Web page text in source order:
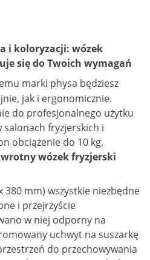
i koloryzacji: wózek
się do Twoich wymagań
marki physa będziesz
jak i ergonomicznie.
do profesjonalnego użytku
fryzjerskich i
obciążenie do 10 kg.
wózek fryzjerski
380 mm) wszystkie niezbędne
i przejrzyście
w niej odporny na
uchwyt na suszarkę
do przechowywania